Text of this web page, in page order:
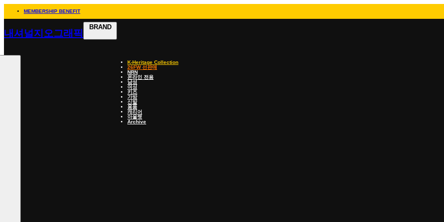
MEMBERSHIP BENEFIT
내셔널지오그래픽
BRAND
K-Heritage Collection
26FW 선판매
NRN
온라인 전용
남성
여성
키즈
가방
신발
용품
캐리어
아울렛
Archive